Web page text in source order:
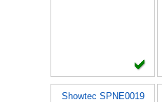
Showtec SPNE0019